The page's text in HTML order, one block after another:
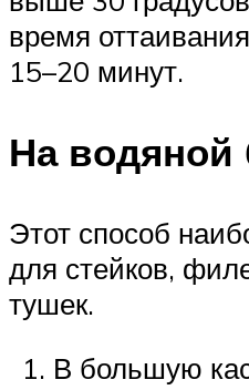
время
15–20 минут.
На водяной
Этот способ
для стейков,
тушек.
В большую